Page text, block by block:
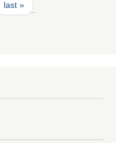
last »